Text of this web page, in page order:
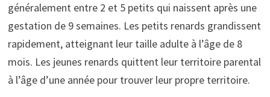
généralement entre 2 et 5 petits qui naissent après une
gestation de 9 semaines. Les petits renards grandissent
rapidement, atteignant leur taille adulte à l’âge de 8
mois. Les jeunes renards quittent leur territoire parental
à l’âge d’une année pour trouver leur propre territoire.